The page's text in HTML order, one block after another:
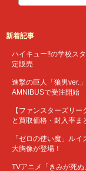
新着記事
ハイキュー!!の学校ス
定販売
進撃の巨人「狼男ver.
AMNIBUSで受注開始
【ファンスターズリ
と買取価格・封入率ま
「ゼロの使い魔」ル
大胸像が登場！
TVアニメ「きみが死